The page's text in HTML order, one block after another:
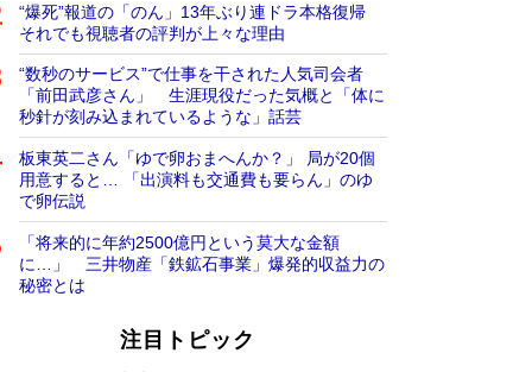
“爆死”報道の「のん」13年ぶり連ドラ本格復帰
それでも視聴者の評判が上々な理由
“数秒のサービス”で仕事を干された人気司会者
「前田武彦さん」 生涯現役だった気概と「体に
秒針が刻み込まれているような」話芸
板東英二さん「ゆで卵おまへんか？」 局が20個
用意すると… 「出演料も交通費も要らん」のゆ
で卵伝説
「将来的に年約2500億円という莫大な金額
に…」 三井物産「鉄鉱石事業」爆発的収益力の
秘密とは
注目トピック